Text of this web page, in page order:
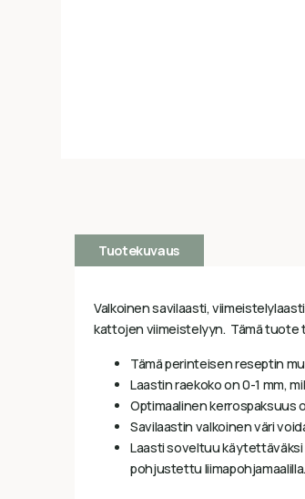
Tuotekuvaus
Valkoinen savilaasti,
kattojen viimeistelyyn. Tämä tuote
Tämä perinteisen reseptin
Laastin raekoko on 0-1 mm,
Optimaalinen kerrospaksuus
Savilaastin valkoinen väri
Laasti soveltuu käytettäväksi
pohjustettu liimapohjamaalilla.